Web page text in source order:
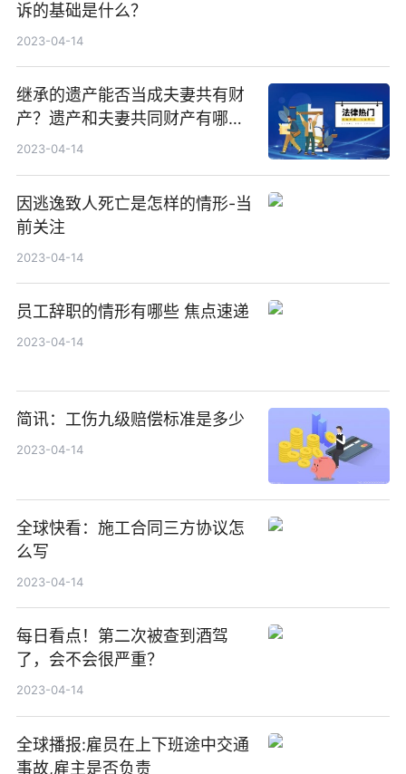
诉的基础是什么？
2023-04-14
继承的遗产能否当成夫妻共有财
产？遗产和夫妻共同财产有哪些
区别？
2023-04-14
因逃逸致人死亡是怎样的情形-当
前关注
2023-04-14
员工辞职的情形有哪些 焦点速递
2023-04-14
简讯：工伤九级赔偿标准是多少
2023-04-14
全球快看：施工合同三方协议怎
么写
2023-04-14
每日看点！第二次被查到酒驾
了，会不会很严重？
2023-04-14
全球播报:雇员在上下班途中交通
事故,雇主是否负责